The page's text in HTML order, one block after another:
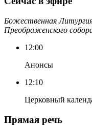
Божественная
Преображенского
12:00
Анонсы
12:10
Церковный
Прямая речь